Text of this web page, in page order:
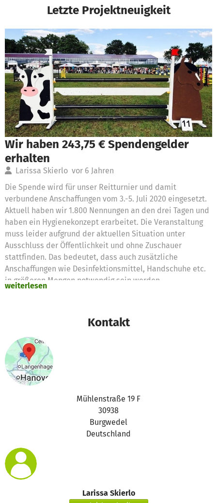
Letzte Projektneuigkeit
Wir haben 243,75 € Spendengelder
erhalten
Larissa Skierlo vor 6 Jahren
Die Spende wird für unser Reitturnier und damit
verbundene Anschaffungen vom 3.-5. Juli 2020 eingesetzt.
Aktuell haben wir 1.800 Nennungen an den drei Tagen und
haben ein Hygienekonzept erarbeitet. Die Veranstaltung
muss leider aufgrund der aktuellen Situation unter
Ausschluss der Öffentlichkeit und ohne Zuschauer
stattfinden. Das bedeutet, dass auch zusätzliche
Anschaffungen wie Desinfektionsmittel, Handschuhe etc.
in größeren Mengen notwendig sein werden.
weiterlesen
Kontakt
Mühlenstraße 19 F
30938
Burgwedel
Deutschland
Larissa Skierlo